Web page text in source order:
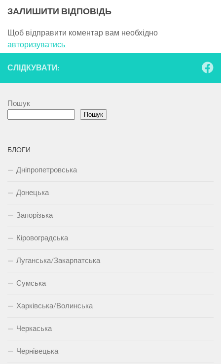
ЗАЛИШИТИ ВІДПОВІДЬ
Щоб відправити коментар вам необхідно
авторизуватись.
СЛІДКУВАТИ:
Пошук
Пошук
БЛОГИ
Дніпропетровська
Донецька
Запорізька
Кіровоградська
Луганська/Закарпатська
Сумська
Харківська/Волинська
Черкаська
Чернівецька